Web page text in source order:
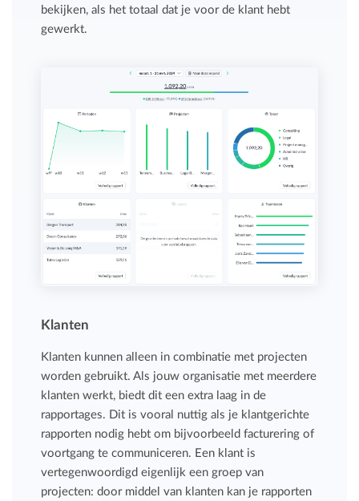
bekijken, als het totaal dat je voor de klant hebt
gewerkt.
Klanten
Klanten kunnen alleen in combinatie met projecten
worden gebruikt. Als jouw organisatie met meerdere
klanten werkt, biedt dit een extra laag in de
rapportages. Dit is vooral nuttig als je klantgerichte
rapporten nodig hebt om bijvoorbeeld facturering of
voortgang te communiceren. Een klant is
vertegenwoordigd eigenlijk een groep van
projecten: door middel van klanten kan je rapporten